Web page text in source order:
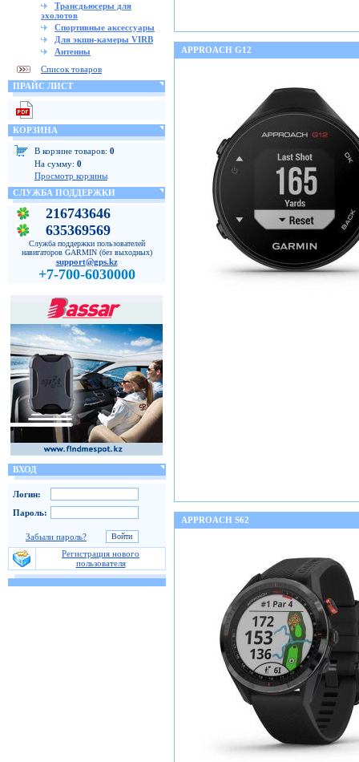
Трансдьюсеры для
эхолотов
Спортивные аксессуары
Для экшн-камеры VIRB
Антенны
Список товаров
ПРАЙС ЛИСТ
КОРЗИНА
В корзине товаров: 0
На сумму: 0
Просмотр корзины
СЛУЖБА ПОДДЕРЖКИ
216743646
635369569
Служба поддержки пользователей
навигаторов GARMIN (без выходных)
support@gps.kz
+7-700-6030000
ВХОД
Логин:
Пароль:
Забыли пароль?
Регистрация нового
пользователя
APPROACH G12
APPROACH S62